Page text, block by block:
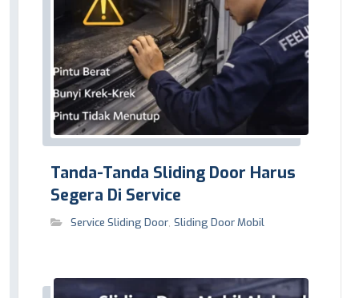
Tanda-Tanda Sliding Door Harus
Segera Di Service
Service Sliding Door,Sliding Door Mobil